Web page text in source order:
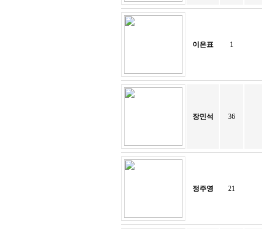
이은표 1
장민석 36
정주영 21